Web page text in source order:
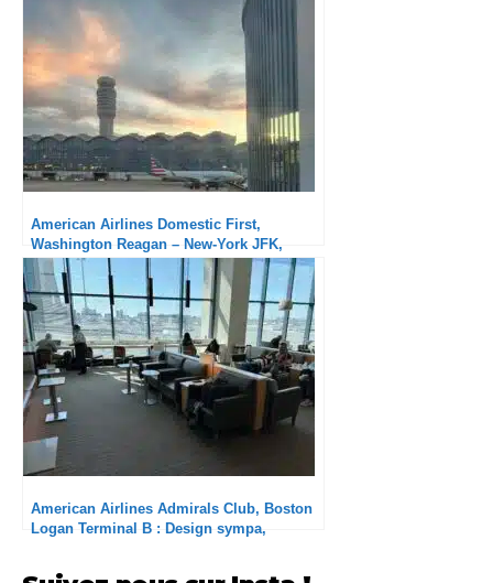
American Airlines Domestic First,
Washington Reagan – New-York JFK,
Embraer 175 : Très en dessous du vol
précédent
American Airlines Admirals Club, Boston
Logan Terminal B : Design sympa,